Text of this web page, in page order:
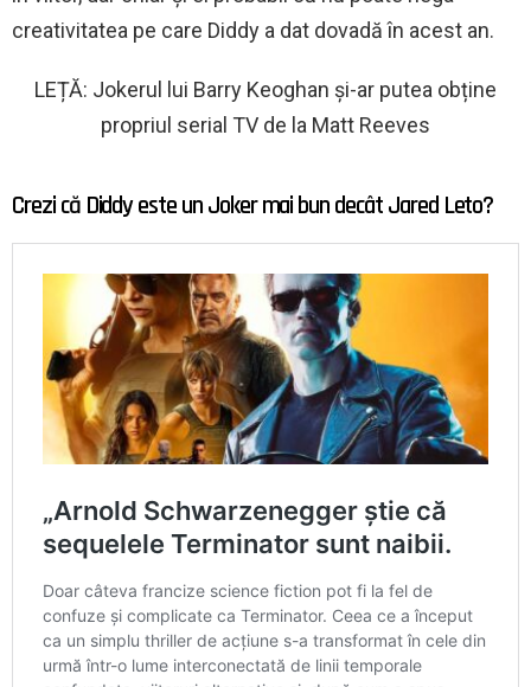
creativitatea pe care Diddy a dat dovadă în acest an.
LEȚĂ: Jokerul lui Barry Keoghan și-ar putea obține
propriul serial TV de la Matt Reeves
Crezi că Diddy este un Joker mai bun decât Jared Leto?